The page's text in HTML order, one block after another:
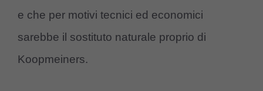
e che per motivi tecnici ed economici
sarebbe il sostituto naturale proprio di
Koopmeiners.